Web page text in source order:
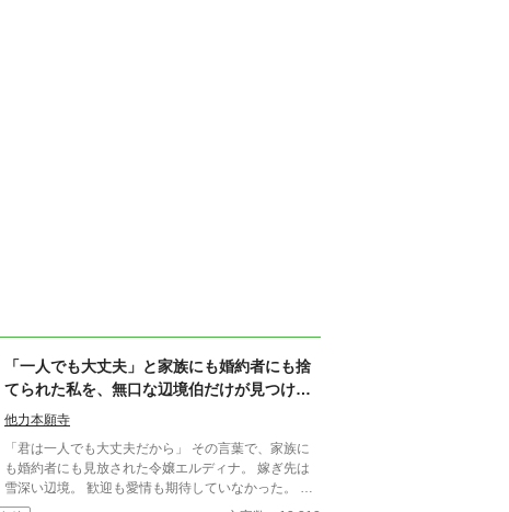
「一人でも大丈夫」と家族にも婚約者にも捨
てられた私を、無口な辺境伯だけが見つけて
くれました
他力本願寺
「君は一人でも大丈夫だから」 その言葉で、家族に
も婚約者にも見放された令嬢エルディナ。 嫁ぎ先は
雪深い辺境。 歓迎も愛情も期待していなかった。 そ
れでも無口な辺境伯ラウレンは、誰よりも先に彼女の